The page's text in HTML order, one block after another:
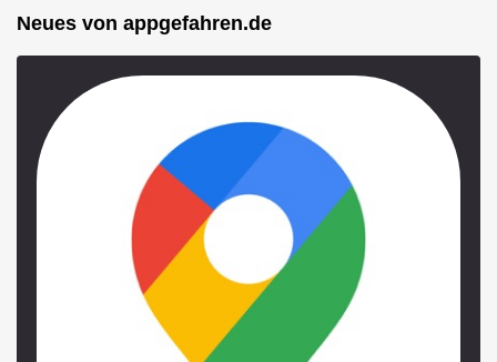
Neues von appgefahren.de